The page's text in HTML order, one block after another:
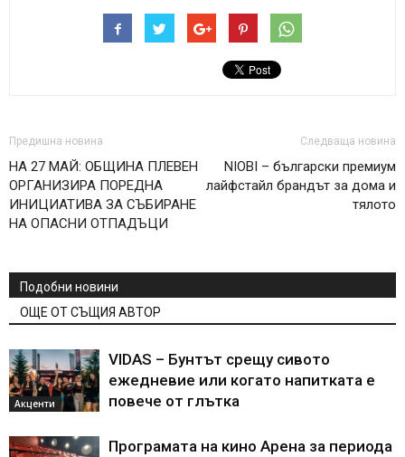
Предишна новина
НА 27 МАЙ: ОБЩИНА ПЛЕВЕН
ОРГАНИЗИРА ПОРЕДНА
ИНИЦИАТИВА ЗА СЪБИРАНЕ
НА ОПАСНИ ОТПАДЪЦИ
Следваща новина
NIOBI – български премиум
лайфстайл брандът за дома и
тялото
Подобни новини
ОЩЕ ОТ СЪЩИЯ АВТОР
Акценти
VIDAS – Бунтът срещу сивото
ежедневие или когато напитката е
повече от глътка
Програмата на кино Арена за периода